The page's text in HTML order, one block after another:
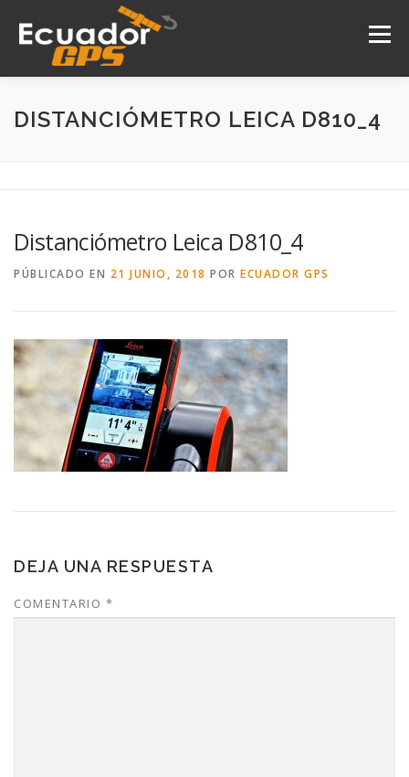
contenido
Menú
INICIO NOSOTROS PRODUCTOS
DISTANCIÓMETRO LEICA D810_4
Distanciómetro Leica D810_4
PÚBLICADO EN 21 JUNIO, 2018 POR ECUADOR GPS
DEJA UNA RESPUESTA
COMENTARIO *